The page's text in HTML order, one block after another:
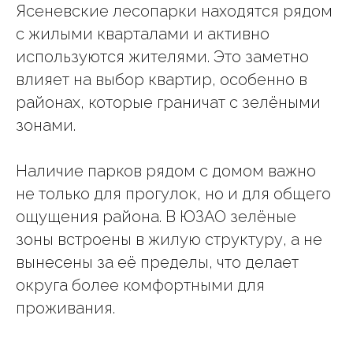
Ясеневские лесопарки находятся рядом
с жилыми кварталами и активно
используются жителями. Это заметно
влияет на выбор квартир, особенно в
районах, которые граничат с зелёными
зонами.
Наличие парков рядом с домом важно
не только для прогулок, но и для общего
ощущения района. В ЮЗАО зелёные
зоны встроены в жилую структуру, а не
вынесены за её пределы, что делает
округа более комфортными для
проживания.